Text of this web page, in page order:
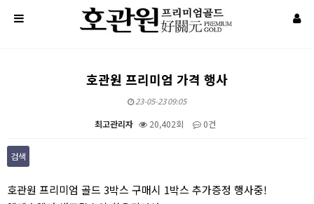
호관원 프리미엄 가격 행사
23-05-23 09:05
최고관리자 20,402회 0건
검색
호관원 프리미엄 골드 3박스 구매시 1박스 추가증정 행사중!